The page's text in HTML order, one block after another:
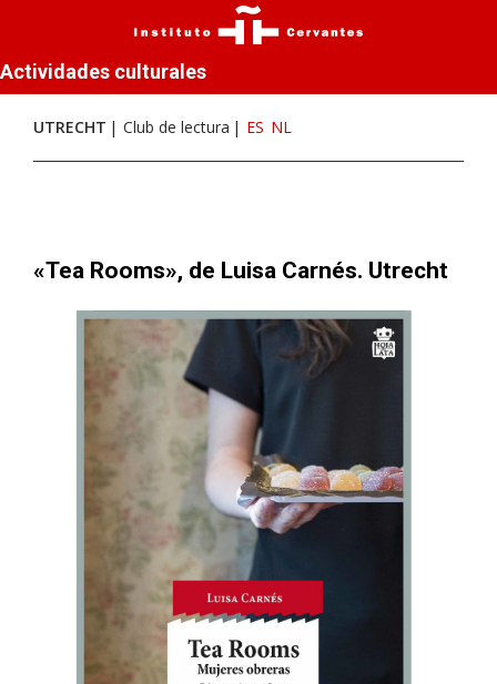
Actividades culturales
UTRECHT Club de lectura ES NL
«Tea Rooms», de Luisa Carnés. Utrecht